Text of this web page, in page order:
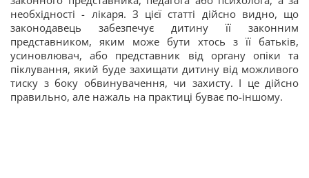
необхідності - лікаря. З цієї статті дійсно видно, що
законодавець забезпечує дитину її законним
представником, яким може бути хтось з її батьків,
усиновлювач, або представник від органу опіки та
піклування, який буде захищати дитину від можливого
тиску з боку обвинувачення, чи захисту. І це дійсно
правильно, але нажаль на практиці буває по-іншому.